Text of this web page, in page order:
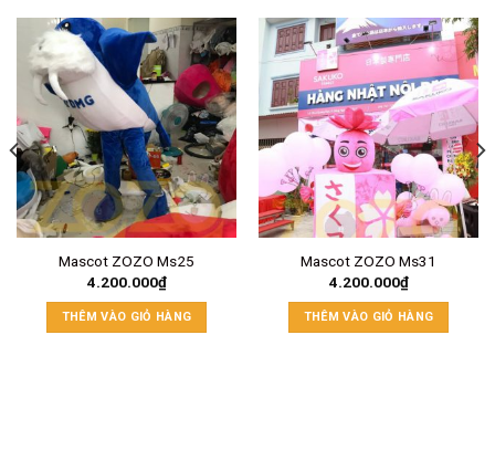
Mascot ZOZO Ms25
4.200.000₫
THÊM VÀO GIỎ HÀNG
Mascot ZOZO Ms31
4.200.000₫
THÊM VÀO GIỎ HÀNG